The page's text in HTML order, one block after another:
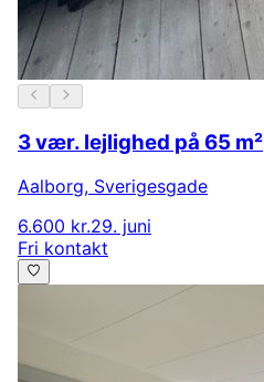
3 vær. lejlighed på 65 m²
Aalborg, Sverigesgade
6.600 kr.29. juni
Fri kontakt